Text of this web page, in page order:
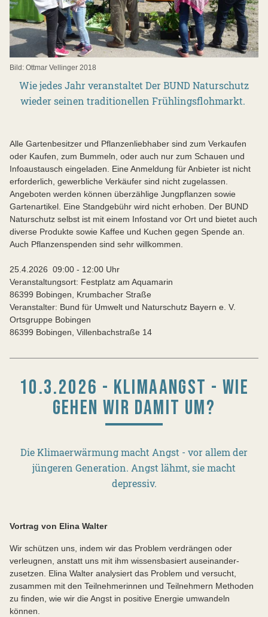
Bild: Ottmar Vellinger 2018
Wie jedes Jahr veranstaltet Der BUND Naturschutz
wieder seinen traditionellen Frühlingsflohmarkt.
Alle Gartenbesitzer und Pflanzenliebhaber sind zum Verkaufen
oder Kaufen, zum Bummeln, oder auch nur zum Schauen und
Infoaustausch eingeladen. Eine Anmeldung für Anbieter ist nicht
erforderlich, gewerbliche Verkäufer sind nicht zugelassen.
Angeboten werden können überzählige Jungpflanzen sowie
Gartenartikel. Eine Standgebühr wird nicht erhoben. Der BUND
Naturschutz selbst ist mit einem Infostand vor Ort und bietet auch
diverse Produkte sowie Kaffee und Kuchen gegen Spende an.
Auch Pflanzenspenden sind sehr willkommen.
25.4.2026 09:00 ‐ 12:00 Uhr
Veranstaltungsort: Festplatz am Aquamarin
86399 Bobingen, Krumbacher Straße
Veranstalter: Bund für Umwelt und Naturschutz Bayern e. V.
Ortsgruppe Bobingen
86399 Bobingen, Villenbachstraße 14
10.3.2026 - KLIMAANGST - WIE
GEHEN WIR DAMIT UM?
Die Klimaerwärmung macht Angst - vor allem der
jüngeren Generation. Angst lähmt, sie macht
depressiv.
Vortrag von Elina Walter
Wir schützen uns, indem wir das Problem verdrängen oder
verleugnen, anstatt uns mit ihm wissensbasiert auseinander-
zusetzen. Elina Walter analysiert das Problem und versucht,
zusammen mit den Teilnehmerinnen und Teilnehmern Methoden
zu finden, wie wir die Angst in positive Energie umwandeln
können.